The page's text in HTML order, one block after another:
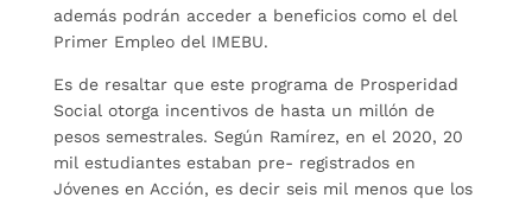
además podrán acceder a beneficios como el del
Primer Empleo del IMEBU.
Es de resaltar que este programa de Prosperidad
Social otorga incentivos de hasta un millón de
pesos semestrales. Según Ramírez, en el 2020, 20
mil estudiantes estaban pre- registrados en
Jóvenes en Acción, es decir seis mil menos que los